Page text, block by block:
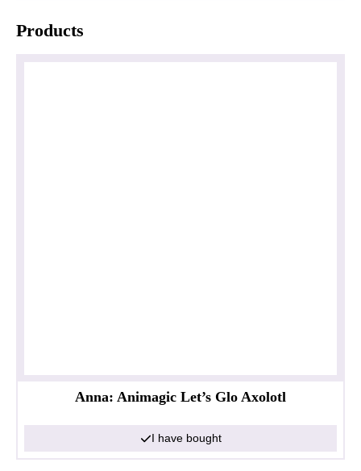
Products
Anna: Animagic Let’s Glo Axolotl
I have bought